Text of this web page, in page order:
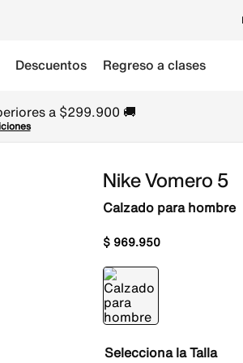
Descuentos Regreso a clases
Nike Vomero 5
Calzado para hombre
$ 969.950
Talla